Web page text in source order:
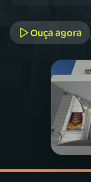
A RÁDIO
Ouça agora